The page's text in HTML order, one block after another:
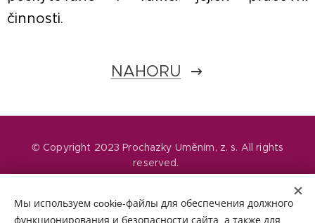
činnosti.
NAHORU
© Copyright 2023 Prochazky Uměním, z. s. All rights
reserved.
Vytvořeno Česká umělecká agentura REART
© Copyright 2023. All rights reserved. .
Мы используем cookie-файлы для обеспечения должного
функционирования и безопасности сайта, а также для